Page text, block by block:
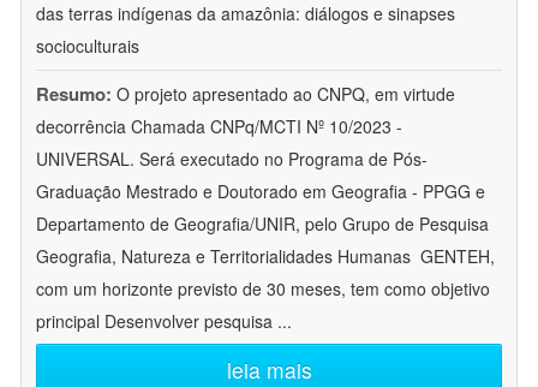
das terras indígenas da amazônia: diálogos e sinapses
socioculturais
Resumo: O projeto apresentado ao CNPQ, em virtude
decorrência Chamada CNPq/MCTI Nº 10/2023 -
UNIVERSAL. Será executado no Programa de Pós-
Graduação Mestrado e Doutorado em Geografia - PPGG e
Departamento de Geografia/UNIR, pelo Grupo de Pesquisa
Geografia, Natureza e Territorialidades Humanas  GENTEH,
com um horizonte previsto de 30 meses, tem como objetivo
principal Desenvolver pesquisa ...
leia mais